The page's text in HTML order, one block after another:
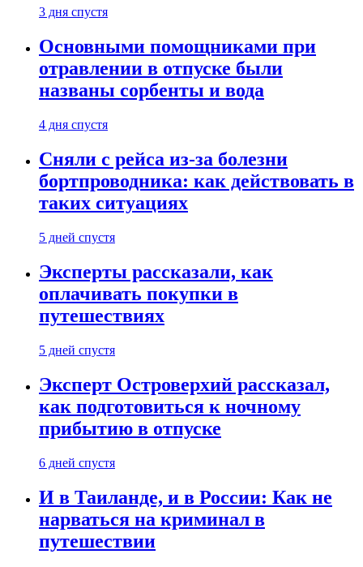
3 дня спустя
Основными помощниками при
отравлении в отпуске были
названы сорбенты и вода
4 дня спустя
Сняли с рейса из-за болезни
бортпроводника: как действовать в
таких ситуациях
5 дней спустя
Эксперты рассказали, как
оплачивать покупки в
путешествиях
5 дней спустя
Эксперт Островерхий рассказал,
как подготовиться к ночному
прибытию в отпуске
6 дней спустя
И в Таиланде, и в России: Как не
нарваться на криминал в
путешествии